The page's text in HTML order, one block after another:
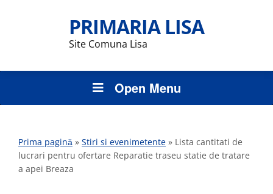
PRIMARIA LISA
Site Comuna Lisa
Open Menu
Prima pagină » Stiri si evenimetente » Lista cantitati de
lucrari pentru ofertare Reparatie traseu statie de tratare
a apei Breaza